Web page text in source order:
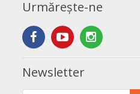
Urmărește-ne
Newsletter